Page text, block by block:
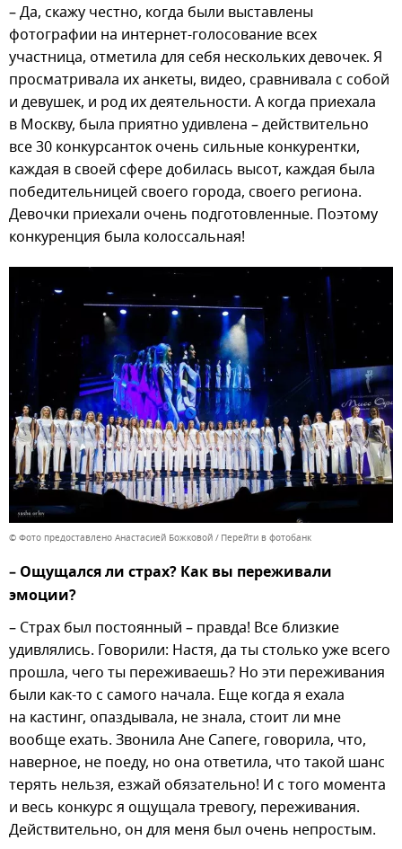
– Да, скажу честно, когда были выставлены
фотографии на интернет-голосование всех
участница, отметила для себя нескольких девочек. Я
просматривала их анкеты, видео, сравнивала с собой
и девушек, и род их деятельности. А когда приехала
в Москву, была приятно удивлена – действительно
все 30 конкурсанток очень сильные конкурентки,
каждая в своей сфере добилась высот, каждая была
победительницей своего города, своего региона.
Девочки приехали очень подготовленные. Поэтому
конкуренция была колоссальная!
© Фото предоставлено Анастасией Божковой Перейти в фотобанк
– Ощущался ли страх? Как вы переживали
эмоции?
– Страх был постоянный – правда! Все близкие
удивлялись. Говорили: Настя, да ты столько уже всего
прошла, чего ты переживаешь? Но эти переживания
были как-то с самого начала. Еще когда я ехала
на кастинг, опаздывала, не знала, стоит ли мне
вообще ехать. Звонила Ане Сапеге, говорила, что,
наверное, не поеду, но она ответила, что такой шанс
терять нельзя, езжай обязательно! И с того момента
и весь конкурс я ощущала тревогу, переживания.
Действительно, он для меня был очень непростым.